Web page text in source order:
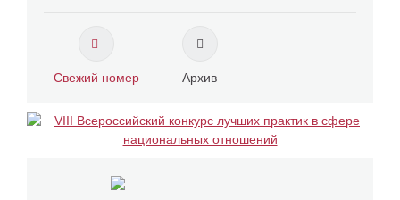
Свежий номер Архив